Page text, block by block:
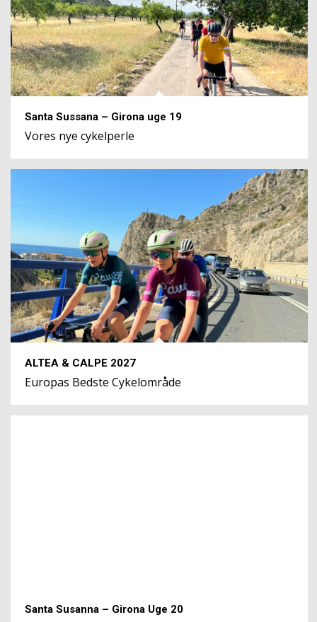
Santa Sussana – Girona uge 19
Vores nye cykelperle
ALTEA & CALPE 2027
Europas Bedste Cykelområde
Santa Susanna – Girona Uge 20